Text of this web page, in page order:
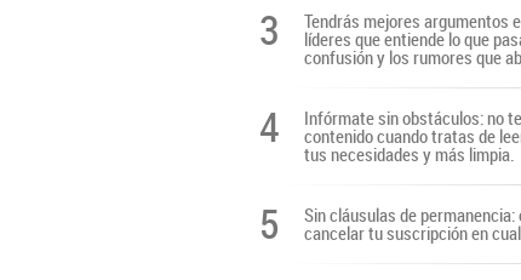
3 Tendrás mejores argumentos
líderes que entiende lo que
confusión y los rumores que
4 Infórmate sin obstáculos: no
contenido cuando tratas de
tus necesidades y más limpia.
5 Sin cláusulas de
cancelar tu suscripción en